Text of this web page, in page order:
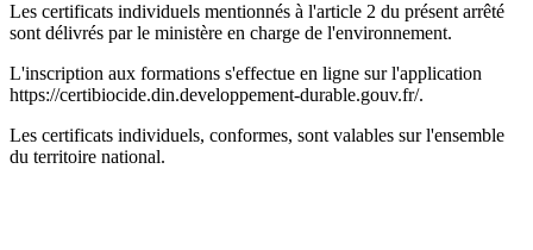
Les certificats individuels mentionnés à l'article 2 du présent arrêté
sont délivrés par le ministère en charge de l'environnement.
L'inscription aux formations s'effectue en ligne sur l'application
https://certibiocide.din.developpement-durable.gouv.fr/.
Les certificats individuels, conformes, sont valables sur l'ensemble
du territoire national.